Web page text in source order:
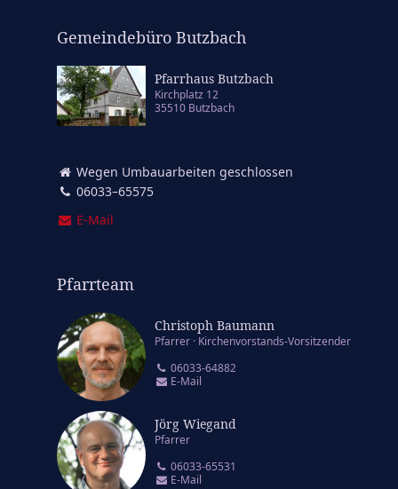
Gemeindebüro Butzbach
Pfarrhaus Butzbach
Kirchplatz 12
35510 Butzbach
Wegen Umbauarbeiten geschlossen
06033–65575
E‑Mail
Pfarrteam
Christoph Baumann
Pfarrer Kirchenvorstands-Vorsitzender
06033-64882
E-Mail
Jörg Wiegand
Pfarrer
06033-65531
E-Mail